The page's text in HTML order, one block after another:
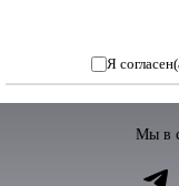
Я
Мы в